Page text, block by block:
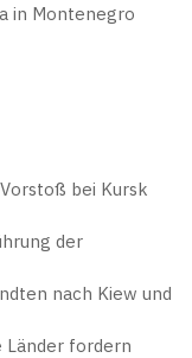
in Montenegro
bei Kursk
der
nach Kiew und
Länder fordern